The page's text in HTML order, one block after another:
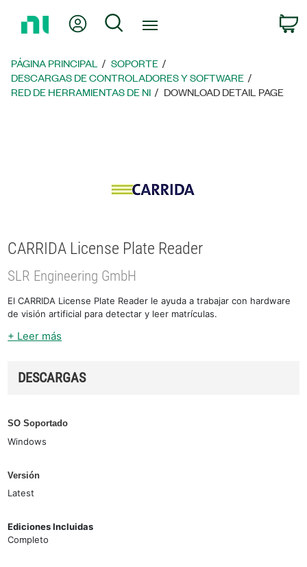
página
principal
Mi cuentaBúsqueda
PÁGINA PRINCIPAL
SOPORTE
DESCARGAS DE CONTROLADORES Y SOFTWARE
RED DE HERRAMIENTAS DE NI
DOWNLOAD DETAIL PAGE
CARRIDA License Plate Reader
SLR Engineering GmbH
El CARRIDA License Plate Reader le ayuda a trabajar con hardware
de visión artificial para detectar y leer matrículas.
+ Leer más
DESCARGAS
SO Soportado
Windows
Versión
Latest
Ediciones Incluidas
Completo